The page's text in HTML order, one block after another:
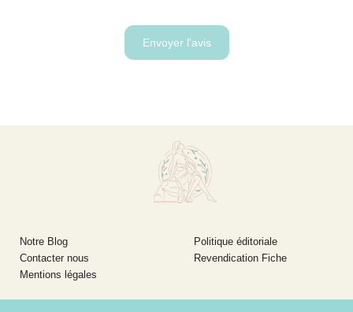
Notre Blog
Contacter nous
Mentions légales
Politique éditoriale
Revendication Fiche